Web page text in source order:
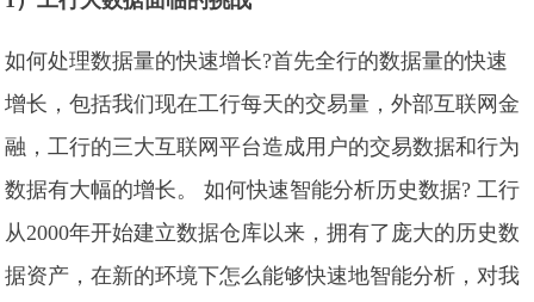
如何处理数据量的快速增长?首先全行的数据量的快速
增长，包括我们现在工行每天的交易量，外部互联网金
融，工行的三大互联网平台造成用户的交易数据和行为
数据有大幅的增长。 如何快速智能分析历史数据? 工行
从2000年开始建立数据仓库以来，拥有了庞大的历史数
据资产，在新的环境下怎么能够快速地智能分析，对我